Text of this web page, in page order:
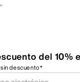
del 10%
descuento*